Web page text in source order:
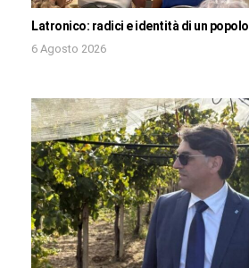
Latronico: radici e identità di un popolo
6 Agosto 2026